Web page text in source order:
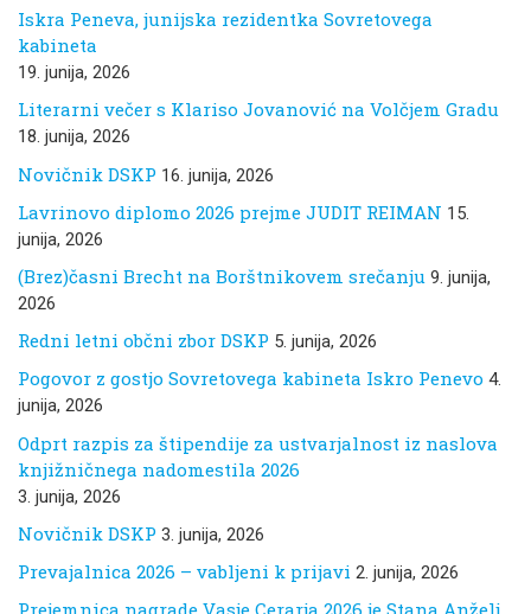
Iskra Peneva, junijska rezidentka Sovretovega
kabineta
19. junija, 2026
Literarni večer s Klariso Jovanović na Volčjem Gradu
18. junija, 2026
Novičnik DSKP 16. junija, 2026
Lavrinovo diplomo 2026 prejme JUDIT REIMAN 15.
junija, 2026
(Brez)časni Brecht na Borštnikovem srečanju 9. junija,
2026
Redni letni občni zbor DSKP 5. junija, 2026
Pogovor z gostjo Sovretovega kabineta Iskro Penevo 4.
junija, 2026
Odprt razpis za štipendije za ustvarjalnost iz naslova
knjižničnega nadomestila 2026
3. junija, 2026
Novičnik DSKP 3. junija, 2026
Prevajalnica 2026 – vabljeni k prijavi 2. junija, 2026